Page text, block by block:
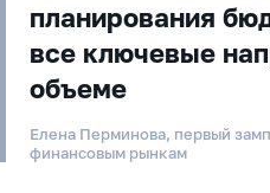
планирования
все ключевые
объеме
Елена Перминова, первый
финансовым рынкам